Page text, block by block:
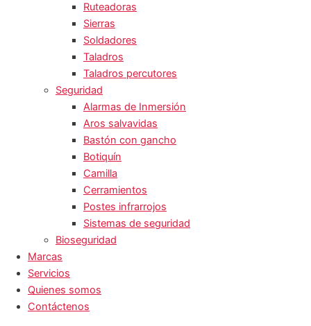
Ruteadoras
Sierras
Soldadores
Taladros
Taladros percutores
Seguridad
Alarmas de Inmersión
Aros salvavidas
Bastón con gancho
Botiquín
Camilla
Cerramientos
Postes infrarrojos
Sistemas de seguridad
Bioseguridad
Marcas
Servicios
Quienes somos
Contáctenos